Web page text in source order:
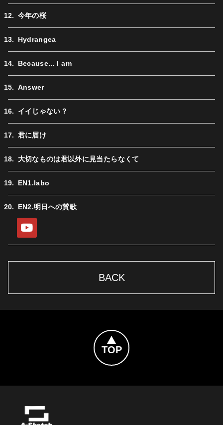
今年の桜
Hydrangea
Because... I am
Answer
イイじゃない？
君に届け
大切なものは君以外に見当たらなくて
EN1.labo
EN2.明日への賛歌
BACK